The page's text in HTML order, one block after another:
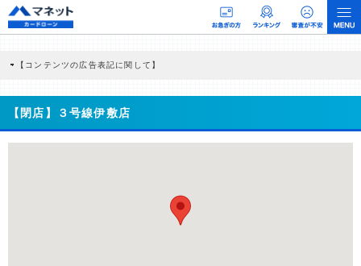
【コンテンツの広告表記に関して】
商品を根拠なくPRするものではなく、当編集部の調査／ユーザーへの口コミ収集な
どに基づき、公平性を担保した情報提供を行っています。
>提携企業一覧
【閉店】３号線伊敷店